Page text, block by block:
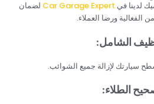
لدينا في
‏ لضمان
الفعالية ورضا العملاء.‏
الشامل:‏
سيارتك لإزالة جميع الشوائب.‏
الطلاء:‏